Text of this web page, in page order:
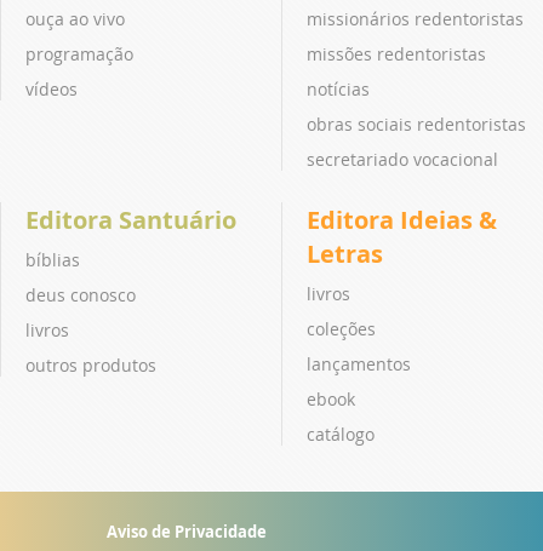
ouça ao vivo
programação
vídeos
missionários redentoristas
missões redentoristas
notícias
obras sociais redentoristas
secretariado vocacional
Editora Santuário
bíblias
deus conosco
livros
outros produtos
Editora Ideias &
Letras
livros
coleções
lançamentos
ebook
catálogo
Aviso de Privacidade